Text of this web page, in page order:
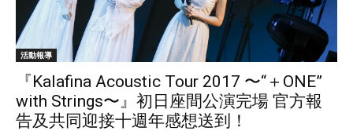
活動報導
『Kalafina Acoustic Tour 2017 〜“＋ONE”
with Strings〜』初日座間公演完場 官方報
告及共同迎接十週年感想送到！